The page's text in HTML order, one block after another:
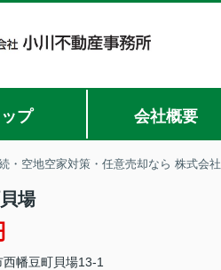
ップ 会社概要
・空地空家対策・任意売却なら 株式会
場
西幡豆町貝場13-1